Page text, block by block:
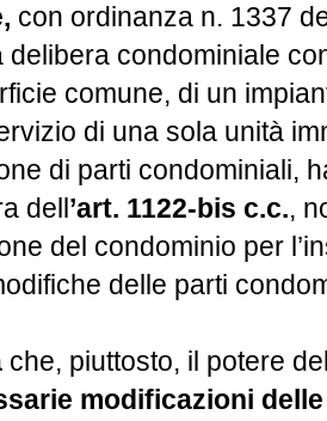
con ordinanza n. 1337
delibera condominiale
comune, di un
di una sola unità
di parti condominiali,
dell’art. 1122-bis c.c.,
del condominio per
delle parti
che, piuttosto, il potere
modificazioni